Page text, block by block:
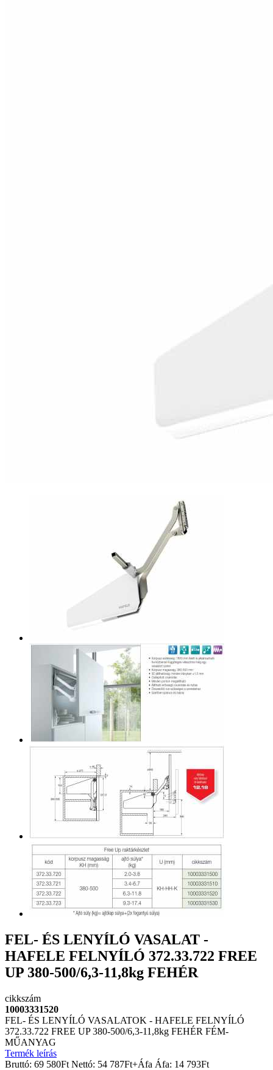
FEL- ÉS LENYÍLÓ VASALAT -
HAFELE FELNYÍLÓ 372.33.722 FREE
UP 380-500/6,3-11,8kg FEHÉR
cikkszám
10003331520
FEL- ÉS LENYÍLÓ VASALATOK - HAFELE FELNYÍLÓ
372.33.722 FREE UP 380-500/6,3-11,8kg FEHÉR FÉM-
MŰANYAG
Termék leírás
Bruttó: 69 580Ft Nettó: 54 787Ft+Áfa Áfa: 14 793Ft